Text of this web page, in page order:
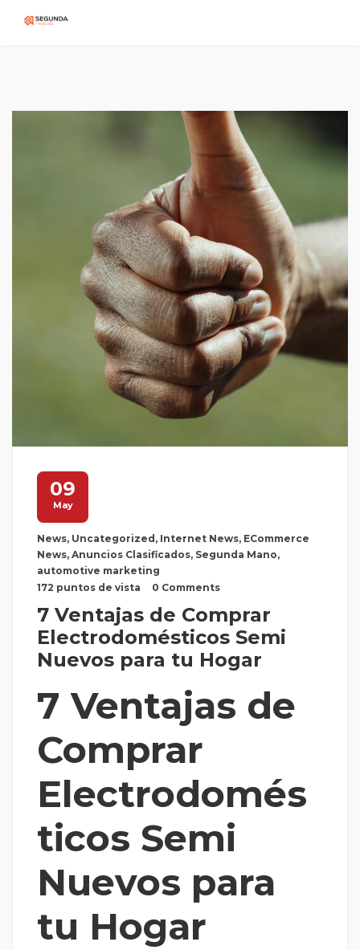
09
May
News, Uncategorized , Internet News, ECommerce
News, Anuncios Clasificados, Segunda Mano,
automotive marketing
172 puntos de vista
0 Comments
7 Ventajas de Comprar
Electrodomésticos Semi
Nuevos para tu Hogar
7 Ventajas de
Comprar
Electrodomés
ticos Semi
Nuevos para
tu Hogar